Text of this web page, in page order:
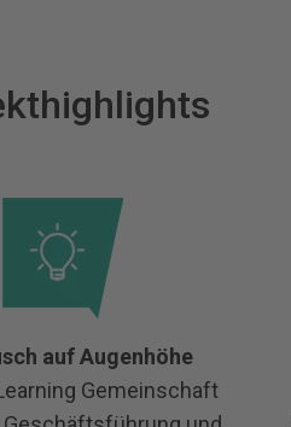
auf Augenhöhe
Gemeinschaft